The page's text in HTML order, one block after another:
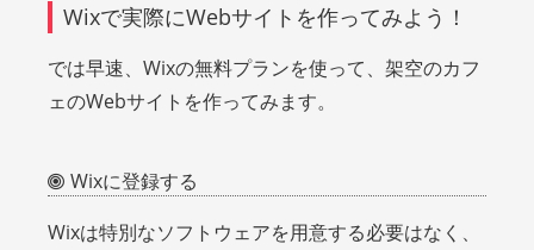
Wixで実際にWebサイトを作ってみよう！
では早速、Wixの無料プランを使って、架空のカフ
ェのWebサイトを作ってみます。
Wixに登録する
Wixは特別なソフトウェアを用意する必要はなく、